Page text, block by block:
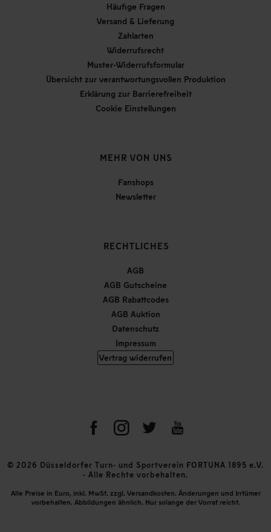
Häufige Fragen
Versand & Lieferung
Zahlarten
Widerrufsrecht
Muster-Widerrufsformular
Übersicht zur verantwortungsvollen Produktion
Erklärung zur Barrierefreiheit
Cookie Einstellungen
MEHR VON UNS
Fanshops
Newsletter
RECHTLICHES
AGB
AGB Gutscheine
AGB Rabattcodes
AGB Auktion
Datenschutz
Impressum
Vertrag widerrufen
© 2026 Düsseldorfer Turn- und Sportverein FORTUNA 1895 e.V.
- Alle Rechte vorbehalten.
Alle Preise in Euro, inkl. MwSt. zzgl. Versandkosten. Änderungen und Irrtümer
vorbehalten. Abbildungen ähnlich. Nur solange der Vorrat reicht.